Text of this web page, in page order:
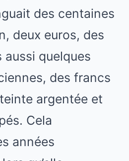
des centaines
deux euros, des
quelques
des francs
argentée et
Cela
années